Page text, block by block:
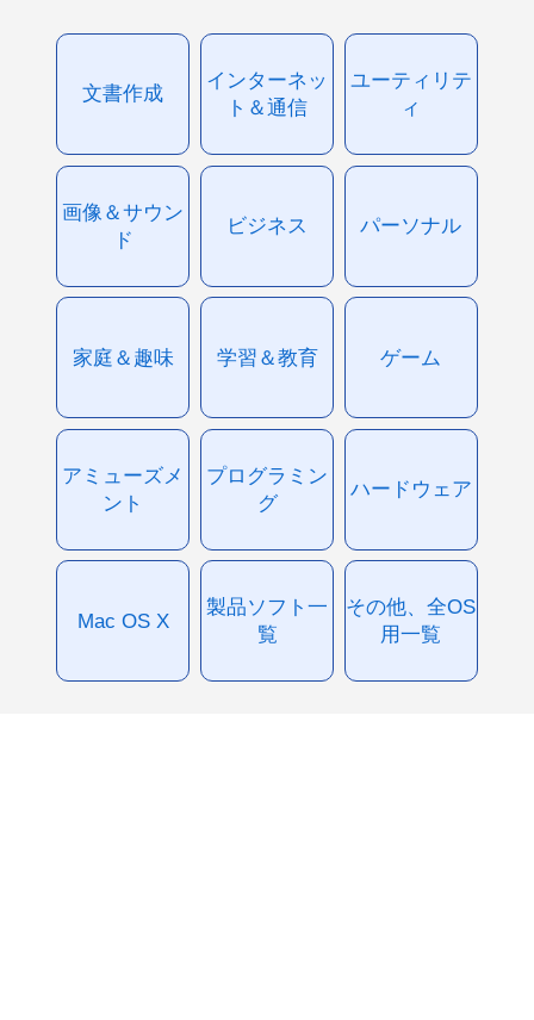
文書作成
インターネッ
ト＆通信
ユーティリテ
ィ
画像＆サウン
ド
ビジネス パーソナル
家庭＆趣味 学習＆教育 ゲーム
アミューズメ
ント
プログラミン
グ
ハードウェア
Mac OS X
製品ソフト一
覧
その他、全OS
用一覧